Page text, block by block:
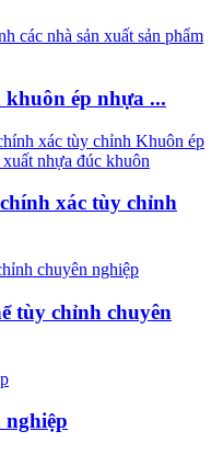
ép nhựa ...
xác tùy chỉnh
tùy chỉnh chuyên
nghiệp